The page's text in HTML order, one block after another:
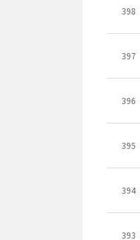
398
397
396
395
394
393